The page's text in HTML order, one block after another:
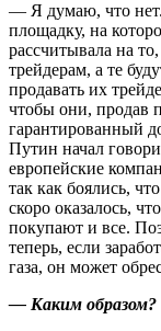
— Я думаю, что нет.
площадку, на
рассчитывала на
трейдерам, а те
продавать их
чтобы они, продав
гарантированный
Путин начал
европейские
так как боялись,
скоро оказалось,
покупают и все.
теперь, если
газа, он может
— Каким образом?